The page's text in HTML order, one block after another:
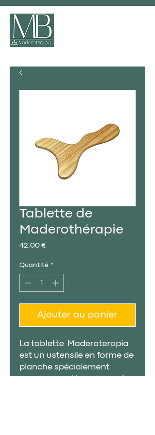
Tablette de
Maderothérapie
42,00 €
Quantité *
Ajouter au panier
La tablette Maderoterapia
est un ustensile en forme de
planche spécialement
conçu pour décomposer les